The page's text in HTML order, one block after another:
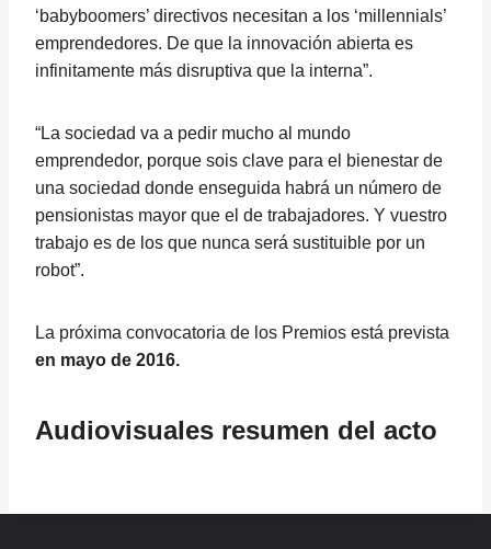
‘babyboomers’ directivos necesitan a los ‘millennials’
emprendedores. De que la innovación abierta es
infinitamente más disruptiva que la interna”.
“La sociedad va a pedir mucho al mundo
emprendedor, porque sois clave para el bienestar de
una sociedad donde enseguida habrá un número de
pensionistas mayor que el de trabajadores. Y vuestro
trabajo es de los que nunca será sustituible por un
robot”.
La próxima convocatoria de los Premios está prevista
en mayo de 2016.
Audiovisuales resumen del acto